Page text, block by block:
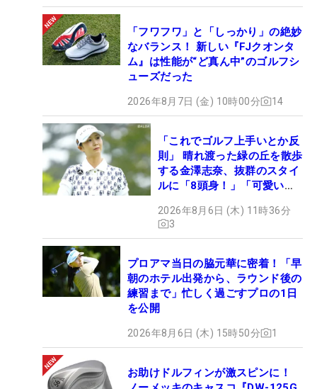
「フワフワ」と「しっかり」の絶妙
なバランス！ 新しい『FJクオンタ
ム』は性能が“ど真ん中”のゴルフシ
ューズだった
2026年8月7日 (金) 10時00分 14
「これでゴルフ上手いとか反
則」 晴れ渡った緑の丘を散歩
する金澤志奈、抜群のスタイ
ルに「8頭身！」「可愛いに
2026年8月6日 (木) 11時36分
3
プロアマ当日の脇元華に密着！「早
朝のホテル出発から、ラウンド後の
練習まで」忙しく過ごすプロの1日
を公開
2026年8月6日 (木) 15時50分 1
お助けドルフィンが激スピンに！